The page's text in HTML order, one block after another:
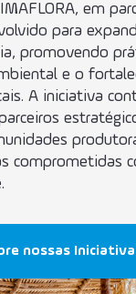
em
para
promovendo
e o
A iniciativa
comprometidas
nossas